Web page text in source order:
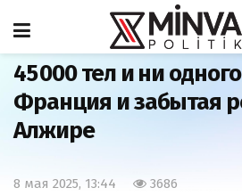
Главная
45 000 тел и ни
Франция и забытая
Алжире
8 мая 2025, 13:44 3686